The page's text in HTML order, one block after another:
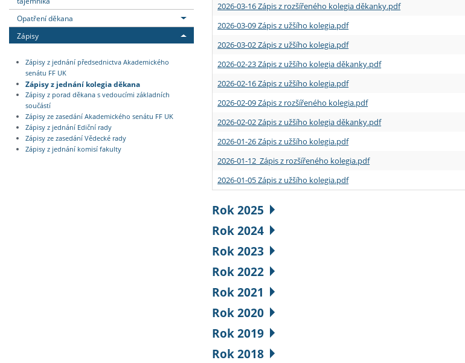
Opatření děkana
Zápisy
Zápisy z jednání předsednictva Akademického
senátu FF UK
Zápisy z jednání kolegia děkana
Zápisy z porad děkana s vedoucími základních
součástí
Zápisy ze zasedání Akademického senátu FF UK
Zápisy z jednání Ediční rady
Zápisy ze zasedání Vědecké rady
Zápisy z jednání komisí fakulty
2026-03-16 Zápis z rozšířeného kolegia děkanky.pdf
2026-03-09 Zápis z užšího kolegia.pdf
2026-03-02 Zápis z užšího kolegia.pdf
2026-02-23 Zápis z užšího kolegia děkanky.pdf
2026-02-16 Zápis z užšího kolegia.pdf
2026-02-09 Zápis z rozšířeného kolegia.pdf
2026-02-02 Zápis z užšího kolegia děkanky.pdf
2026-01-26 Zápis z užšího kolegia.pdf
2026-01-12 Zápis z rozšířeného kolegia.pdf
2026-01-05 Zápis z užšího kolegia.pdf
Rok 2025
Rok 2024
Rok 2023
Rok 2022
Rok 2021
Rok 2020
Rok 2019
Rok 2018